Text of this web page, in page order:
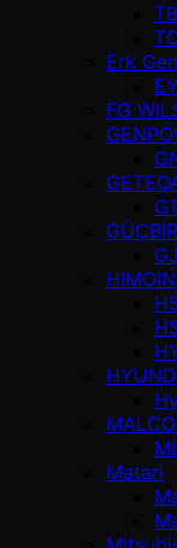
Erk
FG
GÜÇBİR
Matari